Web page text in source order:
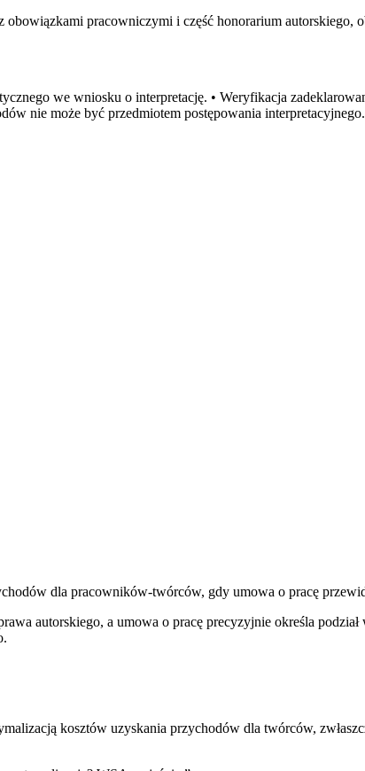
pracowniczymi i część honorarium autorskiego,
we wniosku o interpretację. • Weryfikacja
nie może być przedmiotem postępowania interpretacyjnego.
dla pracowników-twórców, gdy umowa o pracę
autorskiego, a umowa o pracę precyzyjnie określa
kosztów uzyskania przychodów dla twórców,